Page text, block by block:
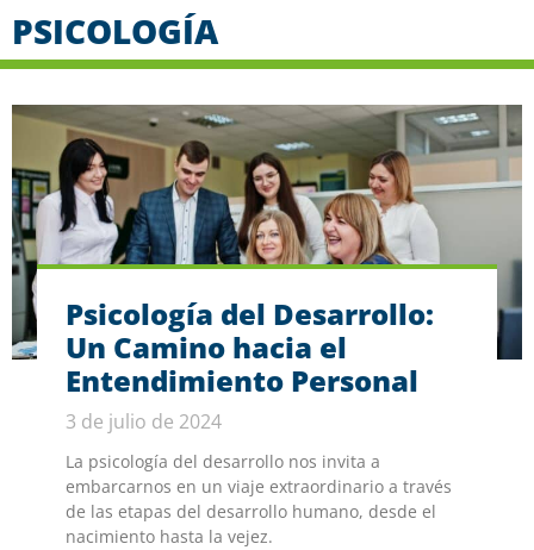
PSICOLOGÍA
Psicología del Desarrollo:
Un Camino hacia el
Entendimiento Personal
3 de julio de 2024
La psicología del desarrollo nos invita a
embarcarnos en un viaje extraordinario a través
de las etapas del desarrollo humano, desde el
nacimiento hasta la vejez.